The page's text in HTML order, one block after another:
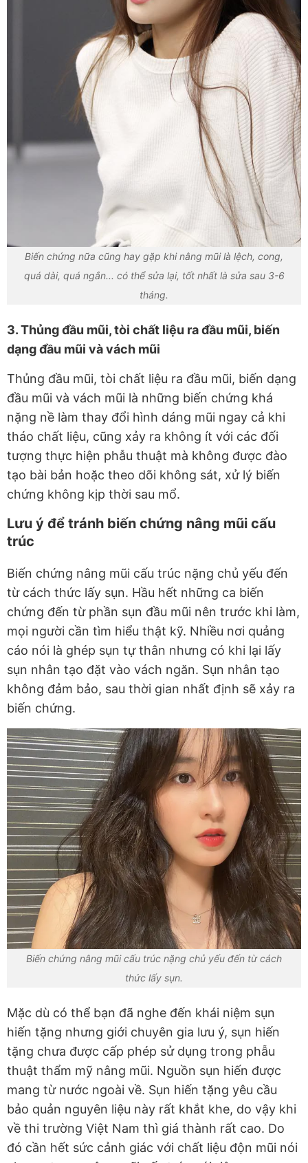
Biến chứng nữa cũng hay gặp khi nâng mũi là lệch, cong,
quá dài, quá ngắn... có thể sửa lại, tốt nhất là sửa sau 3-6
tháng.
3. Thủng đầu mũi, tòi chất liệu ra đầu mũi, biến
dạng đầu mũi và vách mũi
Thủng đầu mũi, tòi chất liệu ra đầu mũi, biến dạng
đầu mũi và vách mũi là những biến chứng khá
nặng nề làm thay đổi hình dáng mũi ngay cả khi
tháo chất liệu, cũng xảy ra không ít với các đối
tượng thực hiện phẫu thuật mà không được đào
tạo bài bản hoặc theo dõi không sát, xử lý biến
chứng không kịp thời sau mổ.
Lưu ý để tránh biến chứng nâng mũi cấu
trúc
Biến chứng nâng mũi cấu trúc nặng chủ yếu đến
từ cách thức lấy sụn. Hầu hết những ca biến
chứng đến từ phần sụn đầu mũi nên trước khi làm,
mọi người cần tìm hiểu thật kỹ. Nhiều nơi quảng
cáo nói là ghép sụn tự thân nhưng có khi lại lấy
sụn nhân tạo đặt vào vách ngăn. Sụn nhân tạo
không đảm bảo, sau thời gian nhất định sẽ xảy ra
biến chứng.
Biến chứng nâng mũi cấu trúc nặng chủ yếu đến từ cách
thức lấy sụn.
Mặc dù có thể bạn đã nghe đến khái niệm sụn
hiến tặng nhưng giới chuyên gia lưu ý, sụn hiến
tặng chưa được cấp phép sử dụng trong phẫu
thuật thẩm mỹ nâng mũi. Nguồn sụn hiến được
mang từ nước ngoài về. Sụn hiến tặng yêu cầu
bảo quản nguyên liệu này rất khắt khe, do vậy khi
về thi trường Việt Nam thì giá thành rất cao. Do
đó cần hết sức cảnh giác với chất liệu độn mũi nói